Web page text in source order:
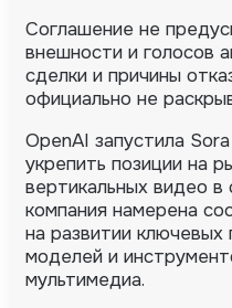
Соглашение не
внешности и голосов
сделки и причины
официально не
OpenAI запустила
укрепить позиции на
вертикальных видео в
компания намерена
на развитии
моделей и
мультимедиа.